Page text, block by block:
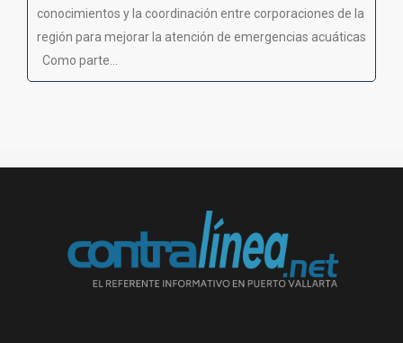
conocimientos y la coordinación entre corporaciones de la
región para mejorar la atención de emergencias acuáticas
Como parte...